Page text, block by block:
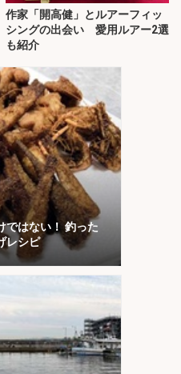
作家「開高健」とルアーフィッ
シングの出会い 愛用ルアー2選
も紹介
ではない！ 釣った
レシピ